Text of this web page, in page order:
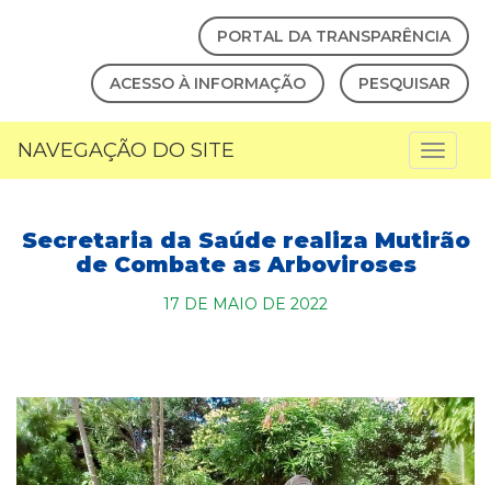
PORTAL DA TRANSPARÊNCIA
ACESSO À INFORMAÇÃO PESQUISAR
NAVEGAÇÃO DO SITE
Secretaria da Saúde realiza Mutirão
de Combate as Arboviroses
17 DE MAIO DE 2022